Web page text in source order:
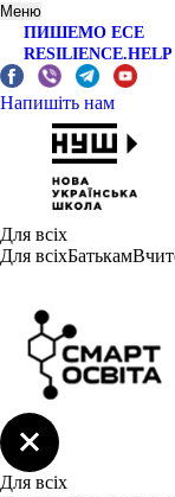
Меню
ПИШЕМО ЕСЕ
RESILIENCE.HELP
Напишіть нам
Для всіх
Для всіхБатькам
Для всіх